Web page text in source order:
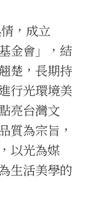
，成立
金會」，結
楚，長期持
行光環境美
亮台灣文
質為宗旨，
以光為媒
生活美學的